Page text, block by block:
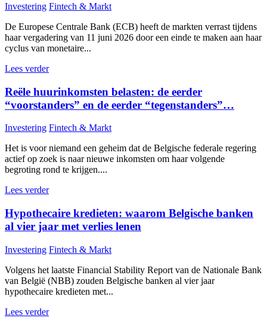
Investering Fintech & Markt
De Europese Centrale Bank (ECB) heeft de markten verrast tijdens
haar vergadering van 11 juni 2026 door een einde te maken aan haar
cyclus van monetaire...
Lees verder
Reële huurinkomsten belasten: de eerder
“voorstanders” en de eerder “tegenstanders”…
Investering Fintech & Markt
Het is voor niemand een geheim dat de Belgische federale regering
actief op zoek is naar nieuwe inkomsten om haar volgende
begroting rond te krijgen....
Lees verder
Hypothecaire kredieten: waarom Belgische banken
al vier jaar met verlies lenen
Investering Fintech & Markt
Volgens het laatste Financial Stability Report van de Nationale Bank
van België (NBB) zouden Belgische banken al vier jaar
hypothecaire kredieten met...
Lees verder